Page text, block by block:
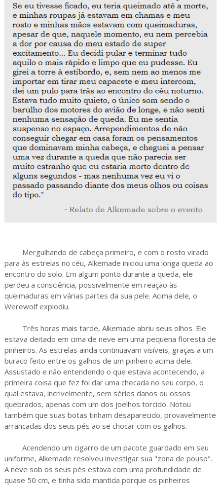
Mergulhando de cabeça primeiro, e com o rosto virado
para às estrelas no céu, Alkemade iniciou uma longa queda ao
encontro do solo. Em algum ponto durante a queda, ele
perdeu a consciência, possivelmente em reação às
queimaduras em várias partes da sua pele. Acima dele, o
Werewolf explodiu.
Três horas mais tarde, Alkemade abriu seus olhos. Ele
estava deitado em cima de neve em uma pequena floresta de
pinheiros. As estrelas ainda continuavam visíveis, graças a um
buraco feito entre os galhos de um pinheiro acima dele.
Assustado e não entendendo o que estava acontecendo, a
primeira coisa que fez foi dar uma checada no seu corpo, o
qual estava, incrivelmente, sem sérios danos ou ossos
quebrados, apenas com um dos joelhos torcido. Notou
também que suas botas tinham desaparecido, provavelmente
arrancadas dos seus pés ao se chocar com os galhos.
Acendendo um cigarro de um pacote guardado em seu
uniforme, Alkemade resolveu investigar sua "zona de pouso".
A neve sob os seus pés estava com uma profundidade de
quase 50 cm, e tinha sido mantida porque os pinheiros